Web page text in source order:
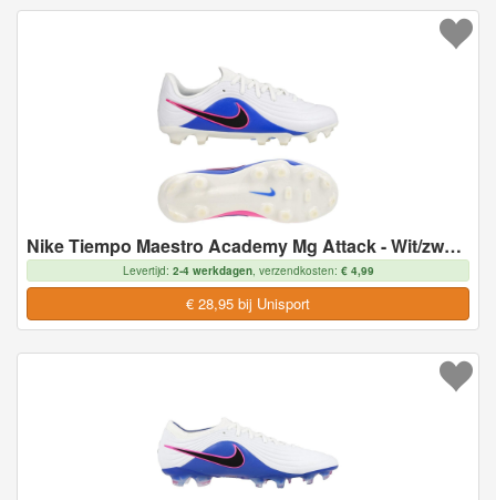
Nike Tiempo Maestro Academy Mg Attack - Wit/zwart/racer Blue/roze Kids - Multi Ground (Mg), maat 38
Levertijd: 2-4 werkdagen, verzendkosten: € 4,99
€ 28,95 bij Unisport